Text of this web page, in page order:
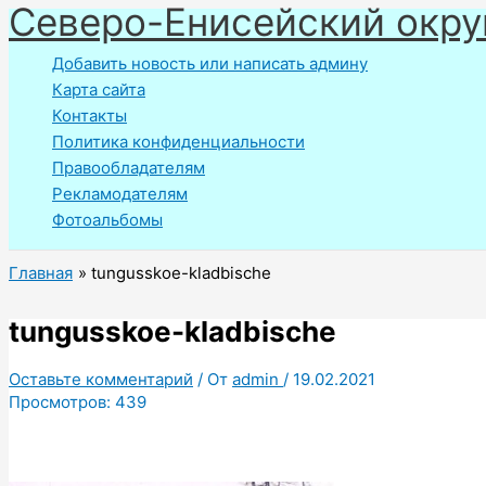
Перейти
к
содержимому
Северо-Енисейский
Добавить новость или написать админу
Карта сайта
Контакты
Политика конфиденциальности
Правообладателям
Рекламодателям
Фотоальбомы
Главная tungusskoe-kladbische
tungusskoe-kladbische
Оставьте комментарий / От admin / 19.02.2021
Просмотров: 439